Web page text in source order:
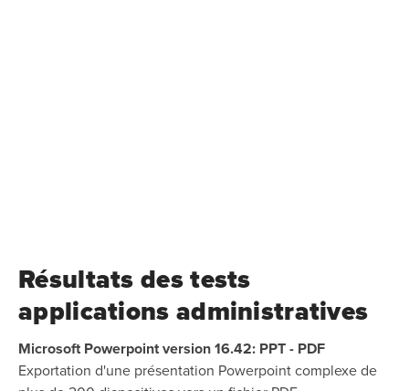
Résultats des tests
applications administratives
Microsoft Powerpoint version 16.42: PPT - PDF
Exportation d'une présentation Powerpoint complexe de